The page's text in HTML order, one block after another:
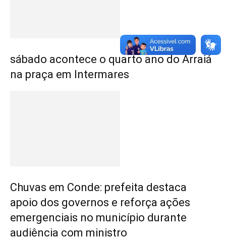
sábado acontece o quarto ano do Arraiá
na praça em Intermares
Chuvas em Conde: prefeita destaca
apoio dos governos e reforça ações
emergenciais no município durante
audiência com ministro